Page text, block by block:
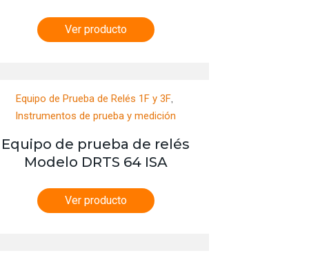
Ver producto
Equipo de Prueba de Relés 1F y 3F,
Instrumentos de prueba y medición
Equipo de prueba de relés
Modelo DRTS 64 ISA
Ver producto